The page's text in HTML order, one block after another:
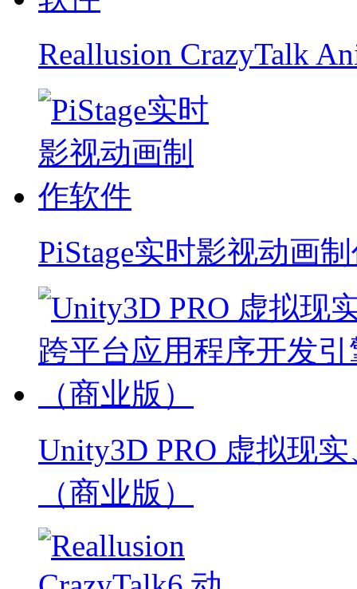
Reallusion CrazyTalk
PiStage实时影视动画
Unity3D PRO 虚拟现
（商业版）